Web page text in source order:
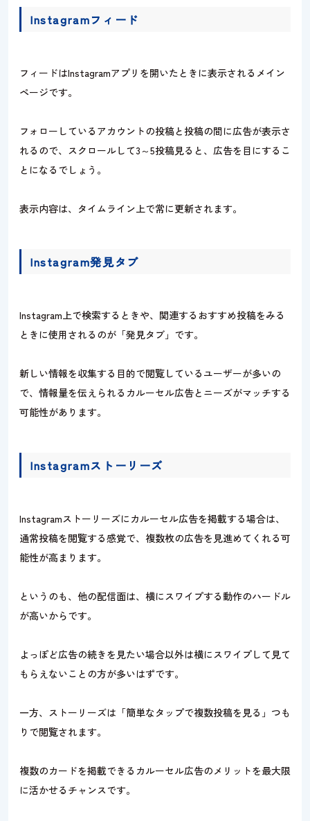
Instagramフィード
フィードはInstagramアプリを開いたときに表示されるメイン
ページです。
フォローしているアカウントの投稿と投稿の間に広告が表示さ
れるので、スクロールして3～5投稿見ると、広告を目にするこ
とになるでしょう。
表示内容は、タイムライン上で常に更新されます。
Instagram発見タブ
Instagram上で検索するときや、関連するおすすめ投稿をみる
ときに使用されるのが「発見タブ」です。
新しい情報を収集する目的で閲覧しているユーザーが多いの
で、情報量を伝えられるカルーセル広告とニーズがマッチする
可能性があります。
Instagramストーリーズ
Instagramストーリーズにカルーセル広告を掲載する場合は、
通常投稿を閲覧する感覚で、複数枚の広告を見進めてくれる可
能性が高まります。
というのも、他の配信面は、横にスワイプする動作のハードル
が高いからです。
よっぽど広告の続きを見たい場合以外は横にスワイプして見て
もらえないことの方が多いはずです。
一方、ストーリーズは「簡単なタップで複数投稿を見る」つも
りで閲覧されます。
複数のカードを掲載できるカルーセル広告のメリットを最大限
に活かせるチャンスです。